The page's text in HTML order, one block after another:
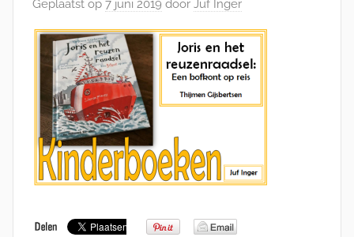
Geplaatst op 7 juni 2019 door Juf Inger